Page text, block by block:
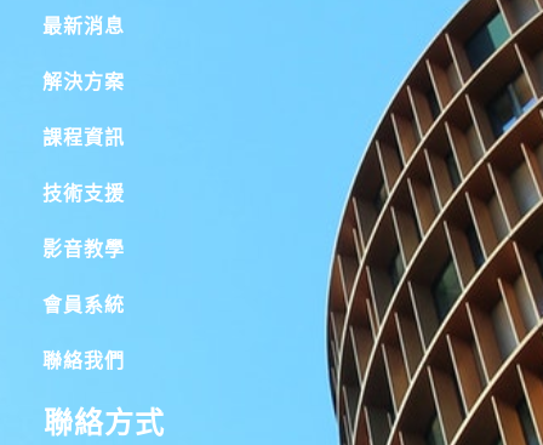
最新消息
解決方案
課程資訊
技術支援
影音教學
會員系統
聯絡我們
聯絡方式